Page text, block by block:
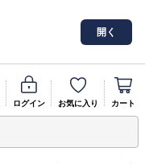
開く
ログイン お気に入り カート